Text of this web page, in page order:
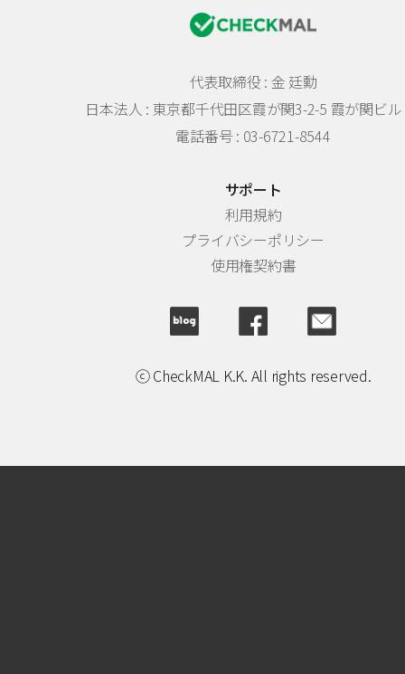
代表取締役 : 金 廷勳
日本法人 : 東京都千代田区霞が関3-2-5 霞が関ビル
電話番号 : 03-6721-8544
サポート
利用規約
プライバシーポリシー
使用権契約書
ⓒ CheckMAL K.K. All rights reserved.